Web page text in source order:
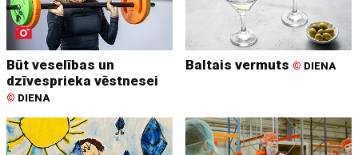
Būt veselības un
dzīvesprieka vēstnesei
© DIENA
Baltais vermuts © DIENA